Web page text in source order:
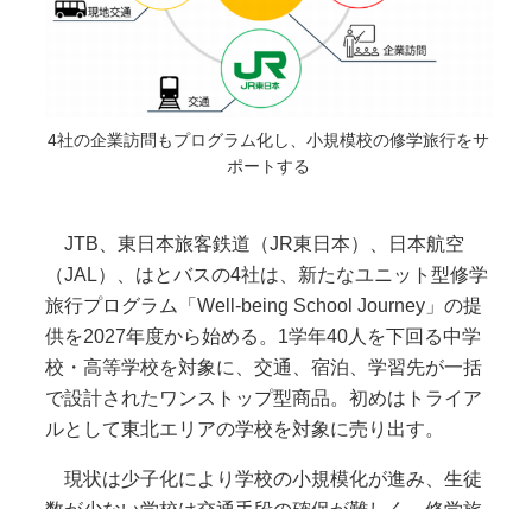
4社の企業訪問もプログラム化し、小規模校の修学旅行をサ
ポートする
JTB、東日本旅客鉄道（JR東日本）、日本航空
（JAL）、はとバスの4社は、新たなユニット型修学
旅行プログラム「Well-being School Journey」の提
供を2027年度から始める。1学年40人を下回る中学
校・高等学校を対象に、交通、宿泊、学習先が一括
で設計されたワンストップ型商品。初めはトライア
ルとして東北エリアの学校を対象に売り出す。
現状は少子化により学校の小規模化が進み、生徒